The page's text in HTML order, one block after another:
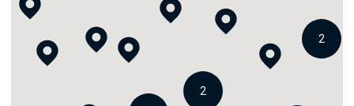
2
2